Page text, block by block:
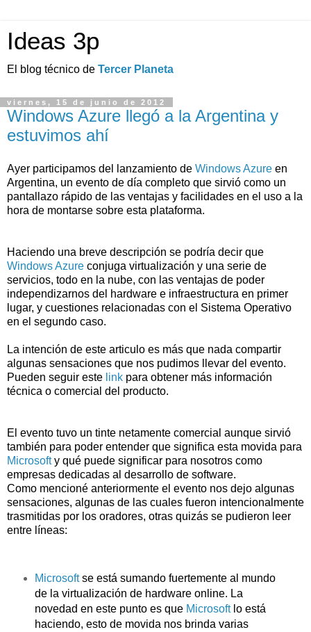
Ideas 3p
El blog técnico de Tercer Planeta
viernes, 15 de junio de 2012
Windows Azure llegó a la Argentina y
estuvimos ahí
Ayer participamos del lanzamiento de Windows Azure en
Argentina, un evento de día completo que sirvió como un
pantallazo rápido de las ventajas y facilidades en el uso a la
hora de montarse sobre esta plataforma.
Haciendo una breve descripción se podría decir que
Windows Azure conjuga virtualización y una serie de
servicios, todo en la nube, con las ventajas de poder
independizarnos del hardware e infraestructura en primer
lugar, y cuestiones relacionadas con el Sistema Operativo
en el segundo caso.
La intención de este articulo es más que nada compartir
algunas sensaciones que nos pudimos llevar del evento.
Pueden seguir este link para obtener más información
técnica o comercial del producto.
El evento tuvo un tinte netamente comercial aunque sirvió
también para poder entender que significa esta movida para
Microsoft y qué puede significar para nosotros como
empresas dedicadas al desarrollo de software.
Como mencioné anteriormente el evento nos dejo algunas
sensaciones, algunas de las cuales fueron intencionalmente
trasmitidas por los oradores, otras quizás se pudieron leer
entre líneas:
Microsoft se está sumando fuertemente al mundo
de la virtualización de hardware online. La
novedad en este punto es que Microsoft lo está
haciendo, esto de movida nos brinda varias